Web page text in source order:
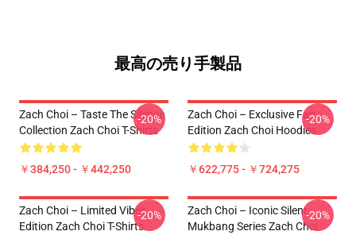
最高の売り手製品
Zach Choi – Taste The Silence
Collection Zach Choi T-Shirts
￥384,250 - ￥442,250
-20%
Zach Choi – Exclusive Fan
Edition Zach Choi Hoodies
￥622,775 - ￥724,275
-20%
Zach Choi – Limited Vibes
Edition Zach Choi T-Shirts
-20%
Zach Choi – Iconic Silent
Mukbang Series Zach Choi
-20%